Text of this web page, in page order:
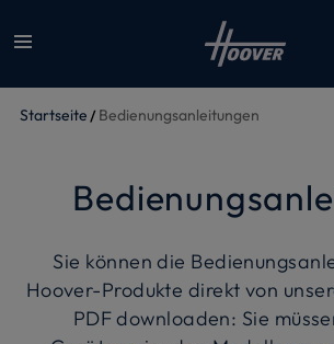
Startseite Bedienungsanleitungen
Sie können die
Hoover-Produkte direkt von
PDF downloaden: Sie